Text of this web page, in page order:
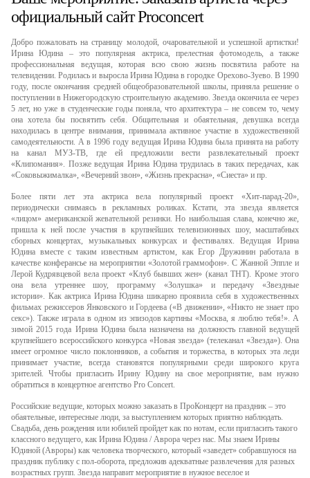
официальный сайт Proconcert
Добро пожаловать на страницу молодой, очаровательной и успешной артистки!
Ирина Юдина – это популярная актриса, прелестная фотомодель, а также
профессиональная ведущая, которая всю свою жизнь посвятила работе на
телевидении. Родилась и выросла Ирина Юдина в городке Орехово-Зуево. В 1990
году, после окончания средней общеобразовательной школы, приняла решение о
поступлении в Нижегородскую строительную академию. Звезда окончила ее через
5 лет, но уже в студенческие годы поняла, что архитектура – не совсем то, чему
она хотела бы посвятить себя. Общительная и обаятельная, девушка всегда
находилась в центре внимания, принимала активное участие в художественной
самодеятельности. А в 1996 году ведущая Ирина Юдина была принята на работу
на канал МУЗ-ТВ, где ей предложили вести развлекательный проект
«Клипомания». Позже ведущая Ирина Юдина трудилась в таких передачах, как
«Соковыжималка», «Вечерний звон», «Жизнь прекрасна», «Сиеста» и пр.
Более пяти лет эта актриса вела популярный проект «Хит-парад-20»,
периодически снимаясь в рекламных роликах. Кстати, эта звезда является
«лицом» американской жевательной резинки. Но наибольшая слава, конечно же,
пришла к ней после участия в крупнейших телевизионных шоу, масштабных
сборных концертах, музыкальных конкурсах и фестивалях. Ведущая Ирина
Юдина вместе с таким известным артистом, как Егор Дружинин работала в
качестве конферансье на мероприятии «Золотой граммофон». С Жанной Эппле и
Лерой Кудрявцевой вела проект «Клуб бывших жен» (канал ТНТ). Кроме этого
она вела утреннее шоу, программу «Золушка» и передачу «Звездные
истории». Как актриса Ирина Юдина шикарно проявила себя в художественных
фильмах режиссеров Янковского и Гордеева («В движении», «Никто не знает про
секс»). Также играла в одном из эпизодов картины «Москва, я люблю тебя!». А
зимой 2015 года Ирина Юдина была назначена на должность главной ведущей
крупнейшего всероссийского конкурса «Новая звезда» (телеканал «Звезда»). Она
имеет огромное число поклонников, а события и торжества, в которых эта леди
принимает участие, всегда становятся популярными среди широкого круга
зрителей. Чтобы пригласить Ирину Юдину на свое мероприятие, вам нужно
обратиться в концертное агентство Pro Concert.
Российские ведущие, которых можно заказать в ПроКонцерт на праздник – это
обаятельные, интересные люди, за выступлением которых приятно наблюдать.
Свадьба, день рождения или юбилей пройдет как по нотам, если пригласить такого
классного ведущего, как Ирина Юдина / Аврора через нас. Мы знаем Ирины
Юдиной (Авроры) как человека творческого, который «заведет» собравшуюся на
праздник публику с пол-оборота, предложив адекватные развлечения для разных
возрастных групп. Звезда направит мероприятие в нужное веселое и